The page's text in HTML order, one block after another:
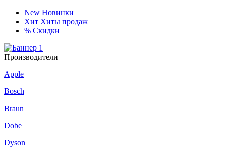
New Новинки
Хит Хиты продаж
% Скидки
Производители
Apple
Bosch
Braun
Dobe
Dyson